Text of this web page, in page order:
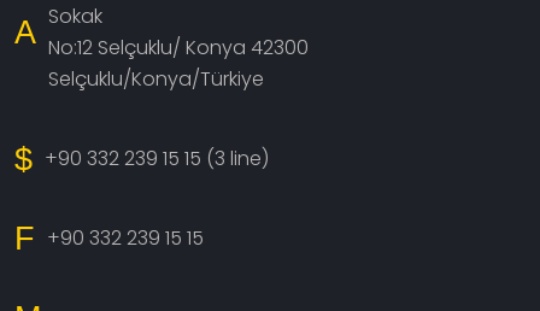
A Sokak
No:12 Selçuklu/ Konya 42300
Selçuklu/Konya/Türkiye
$ +90 332 239 15 15 (3 line)
F +90 332 239 15 15